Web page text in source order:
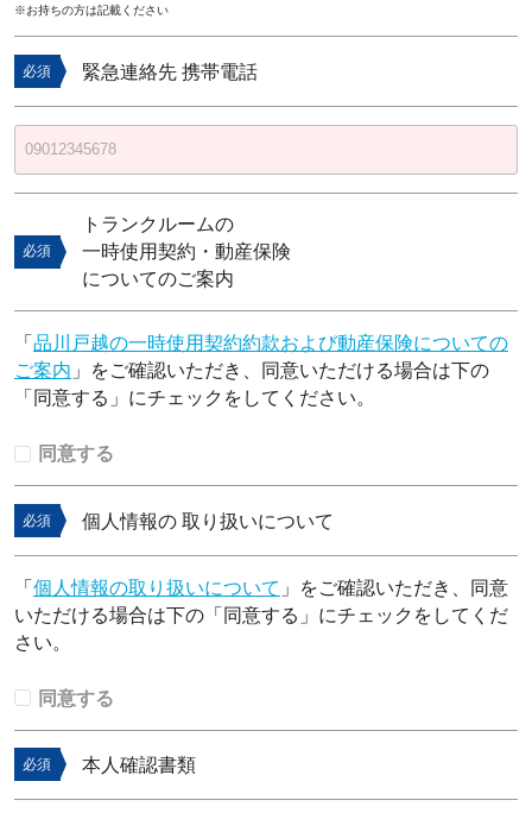
※お持ちの方は記載ください
必須 緊急連絡先 携帯電話
必須
トランクルームの
一時使用契約・動産保険
についてのご案内
「 品川戸越の一時使用契約約款および動産保険についての
ご案内 」をご確認いただき、同意いただける場合は下の
「同意する」にチェックをしてください。
同意する
必須 個人情報の 取り扱いについて
「 個人情報の取り扱いについて 」をご確認いただき、同意
いただける場合は下の「同意する」にチェックをしてくだ
さい。
同意する
必須 本人確認書類